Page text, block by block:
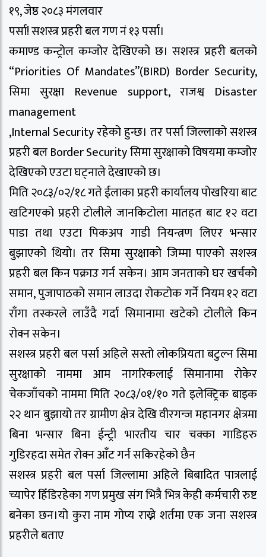
१९, जेष्ठ २०८३ मंगलवार
पर्सा! सशस्त्र प्रहरी बल गण नं १३ पर्सा।
कमाण्ड कन्ट्रोल कम्जोर देखिएको छ। सशस्त्र प्रहरी बलको
“Priorities Of Mandates”(BIRD) Border Security,
सिमा सुरक्षा Revenue support, राजश्व Disaster
management
,Internal Security रहेको हुन्छ। तर पर्सा जिल्लाको सशस्त्र
प्रहरी बल Border Security सिमा सुरक्षाको विषयमा कम्जोर
देखिएको एउटा घट्नाले देखाएको छ।
मिति २०८३/०२/१८ गते ईलाका प्रहरी कार्यालय पोखरिया बाट
खटिगएको प्रहरी टोलीले जानकिटोला मातहत बाट १२ वटा
पाडा तथा एउटा पिकअप गाडी नियन्त्रण लिएर भन्सार
बुझाएको थियो। तर सिमा सुरक्षाको जिम्मा पाएको सशस्त्र
प्रहरी बल किन पक्राउ गर्न सकेन। आम जनताको घर खर्चको
समान, पुजापाठको समान लाउदा रोकटोक गर्ने नियम १२ वटा
राँगा तस्करले लाउँदै गर्दा सिमानामा खटेको टोलीले किन
रोक्न सकेन।
सशस्त्र प्रहरी बल पर्सा अहिले सस्तो लोकप्रियता बटुल्न सिमा
सुरक्षाको नाममा आम नागरिकलाई सिमानामा रोकेर
चेकजाँचको नाममा मिति २०८३/०१/१० गते इलेक्ट्रिक बाइक
२२ थान बुझायो तर ग्रामीण क्षेत्र देखि वीरगन्ज महानगर क्षेत्रमा
बिना भन्सार बिना ईन्ट्री भारतीय चार चक्का गाडिहरु
गुडिरहदा समेत रोक्न आँट गर्न सकिरहेको छैन
सशस्त्र प्रहरी बल पर्सा जिल्लामा अहिले बिबादित पात्रलाई
च्यापेर हिँडिरहेका गण प्रमुख संग भित्रै भित्र केही कर्मचारी रुष्ट
बनेका छन।यो कुरा नाम गोप्य राख्ने शर्तमा एक जना सशस्त्र
प्रहरीले बताए